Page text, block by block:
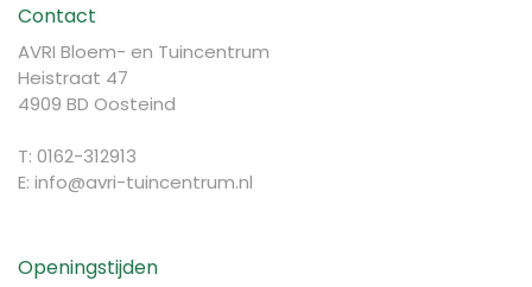
Contact
AVRI Bloem- en Tuincentrum
Heistraat 47
4909 BD Oosteind
T: 0162-312913
E: info@avri-tuincentrum.nl
Openingstijden